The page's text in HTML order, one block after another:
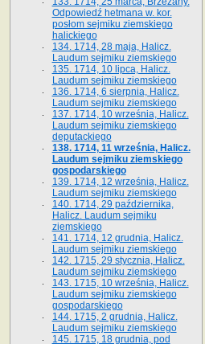
Odpowiedź hetmana w. kor.
posłom sejmiku ziemskiego
halickiego
134. 1714, 28 maja, Halicz.
Laudum sejmiku ziemskiego
135. 1714, 10 lipca, Halicz.
Laudum sejmiku ziemskiego
136. 1714, 6 sierpnia, Halicz.
Laudum sejmiku ziemskiego
137. 1714, 10 września, Halicz.
Laudum sejmiku ziemskiego
deputackiego
138. 1714, 11 września, Halicz.
Laudum sejmiku ziemskiego
gospodarskiego
139. 1714, 12 września, Halicz.
Laudum sejmiku ziemskiego
140. 1714, 29 października,
Halicz. Laudum sejmiku
ziemskiego
141. 1714, 12 grudnia, Halicz.
Laudum sejmiku ziemskiego
142. 1715, 29 stycznia, Halicz.
Laudum sejmiku ziemskiego
143. 1715, 10 września, Halicz.
Laudum sejmiku ziemskiego
gospodarskiego
144. 1715, 2 grudnia, Halicz.
Laudum sejmiku ziemskiego
145. 1715, 18 grudnia, pod